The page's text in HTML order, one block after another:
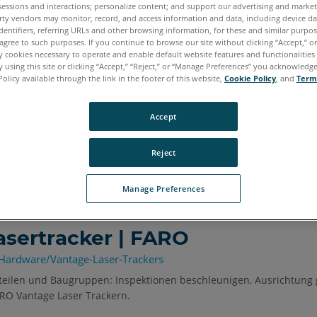
für 3D-Messungen |
CAM2-Software
CAM2 bietet Kunden in einem einzigen Software-
| FARO
Vantage-Laser-Trackers
und Baugruppen: Inspektionen beschleunigen,
Vantage Laser Trackern.
and interactions; personalize content; and support our advertising and
vendors may monitor, record, and access information and data, including device
referring URLs and other browsing information, for these and similar
to such purposes. If you continue to browse our site without clicking “Accept,”
cookies necessary to operate and enable default website features and
using this site or clicking “Accept,” “Reject,” or “Manage Preferences” you
available through the link in the footer of this website, Cookie Policy, and
Manage Preferences
Reject
Accept